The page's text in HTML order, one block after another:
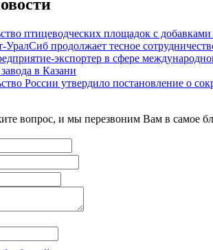
птицеводческих площадок с
УралСиб продолжает тесное
экспортер в сфере
в Казани
России утвердило постановление о
вопрос, и мы перезвоним Вам в самое